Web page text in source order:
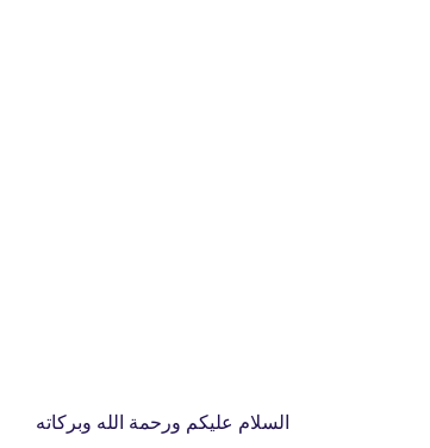
السلام عليكم ورحمة الله وبركاته